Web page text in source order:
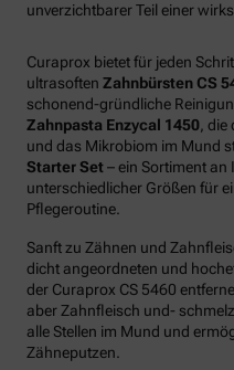
unverzichtbarer Teil einer
Curaprox bietet für jeden
ultrasoften Zahnbürsten CS
schonend-gründliche
Zahnpasta Enzycal 1450, die
und das Mikrobiom im Mund
Starter Set– ein Sortiment
unterschiedlicher Größen für
Pflegeroutine.
Sanft zu Zähnen und
dicht angeordneten und
der Curaprox CS 5460
aber Zahnfleisch und-
alle Stellen im Mund und
Zähneputzen.